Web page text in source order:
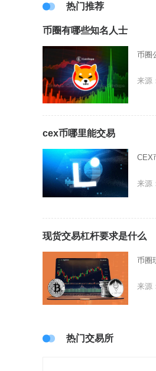
热门推荐
币圈有哪些知名人士
币圈
来源
cex币哪里能交易
CEX
来源
现货交易杠杆要求是什么
币圈
来源
热门交易所